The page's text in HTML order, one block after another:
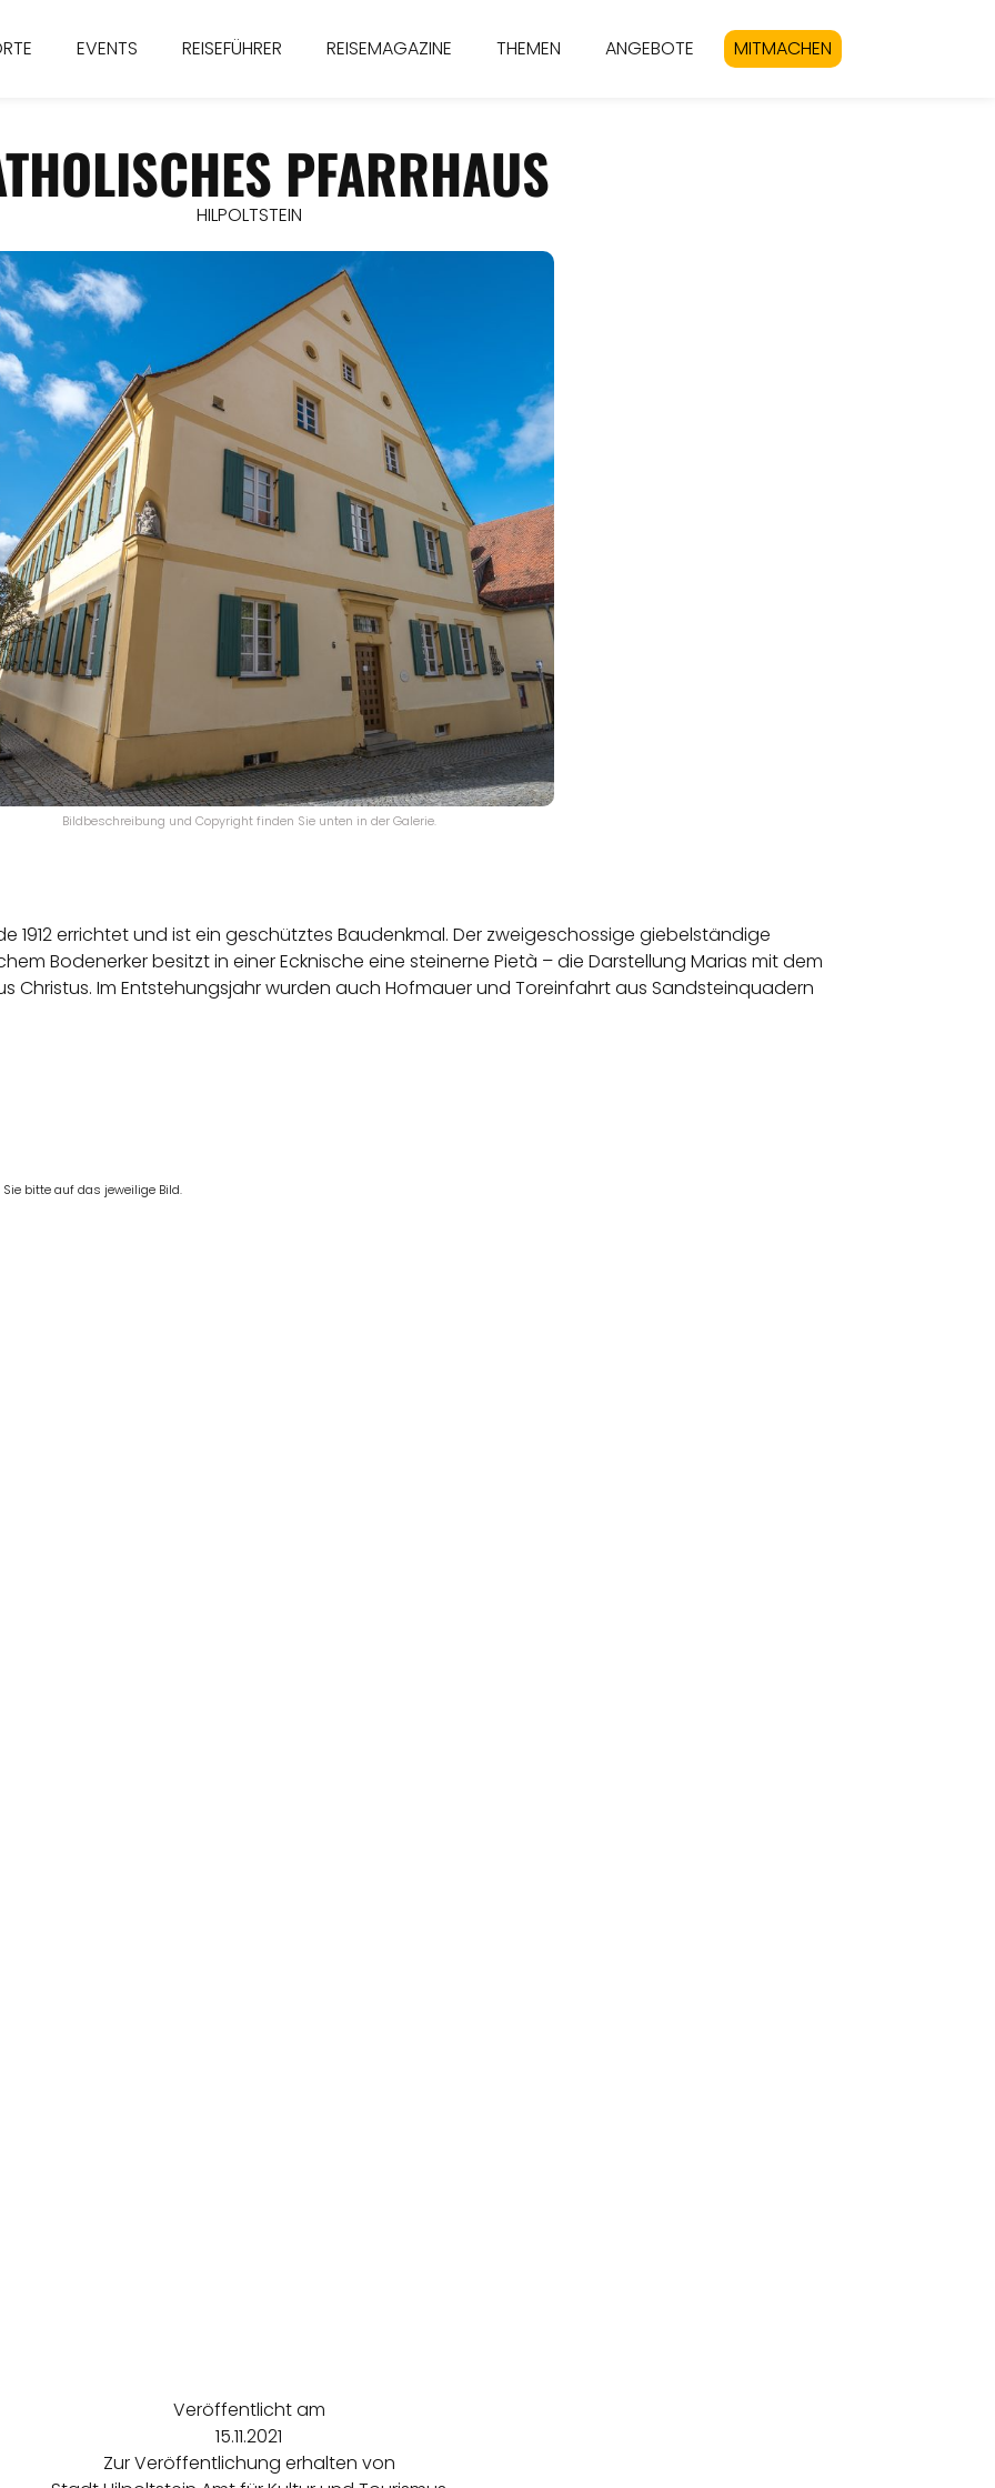
EVENTS REISEFÜHRER REISEMAGAZINE THEMEN ANGEBOTE MITMACHEN
PFARRHAUS
HILPOLTSTEIN
Bildbeschreibung und Copyright finden Sie unten in der Galerie.
1912 errichtet und ist ein geschütztes Baudenkmal. Der zweigeschossige giebelständige
Bodenerker besitzt in einer Ecknische eine steinerne Pietà – die Darstellung Marias mit dem
Christus. Im Entstehungsjahr wurden auch Hofmauer und Toreinfahrt aus Sandsteinquadern
bitte auf das jeweilige Bild.
Veröffentlicht am
15.11.2021
Zur Veröffentlichung erhalten von